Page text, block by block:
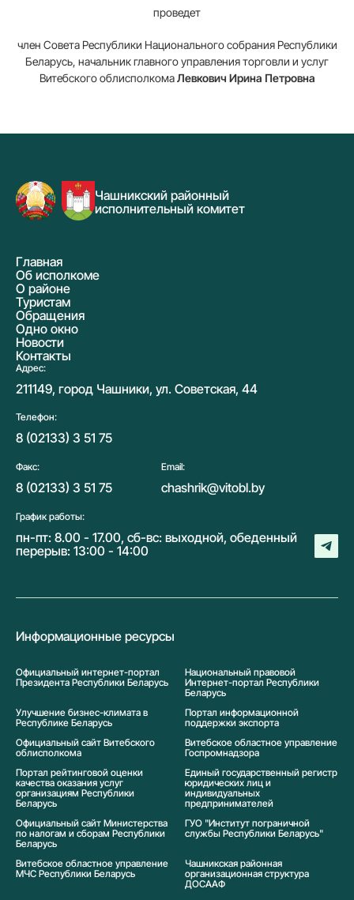
проведет
член Совета Республики Национального собрания Республики
Беларусь, начальник главного управления торговли и услуг
Витебского облисполкомаЛевкович Ирина Петровна
Чашникский районный
исполнительный комитет
Главная
Об исполкоме
О районе
Туристам
Обращения
Одно окно
Новости
Контакты
Адрес:
211149, город Чашники, ул. Советская, 44
Телефон:
8 (02133) 3 51 75
Факс:
8 (02133) 3 51 75
Email:
chashrik@vitobl.by
График работы:
пн-пт: 8.00 - 17.00, сб-вс: выходной, обеденный
перерыв: 13:00 - 14:00
Информационные ресурсы
Официальный интернет-портал
Президента Республики Беларусь
Национальный правовой
Интернет-портал Республики
Беларусь
Улучшение бизнес-климата в
Республике Беларусь
Портал информационной
поддержки экспорта
Официальный сайт Витебского
облисполкома
Витебское областное управление
Госпромнадзора
Портал рейтинговой оценки
качества оказания услуг
организациям Республики
Беларусь
Единый государственный регистр
юридических лиц и
индивидуальных
предпринимателей
Официальный сайт Министерства
по налогам и сборам Республики
Беларусь
ГУО "Институт пограничной
службы Республики Беларусь"
Витебское областное управление
МЧС Республики Беларусь
Чашникская районная
организационная структура
ДОСААФ